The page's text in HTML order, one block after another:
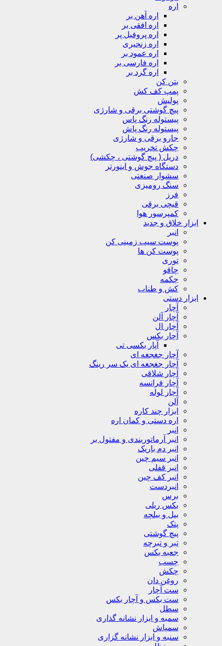
اره
اره آهن بر
اره افقی بر
اره پروفیل پر
اره زنجیری
اره عمود بر
اره فارسی بر
اره گرد بر
بتن کن
پمپ کف کش
پولیش
پیچ گوشتی برقی و شارژی
پیستوله رنگ پاس
پیستوله رنگ پاش
جارو برقی و شارژی
چکش تخریب
دریل ( پیچ گوشتی ، چکشی)
دستگاه جوش و اینورتر
سشوار صنعتی
سنگ رومیزی
فرز
قیچی برقی
کمپرسور هوا
ابزار خلاق و جدید
انبر
پوست سیب زمینی کن
پوست کن ها
توری
چاقو
چکمه
کش و طناب
ابزار دستی
آچار
آچار آلن
آچار ال
آچار بکس
آپار بکسی تی
آچار جغجغه ای
آچار جغجغه ای یک سر رینگ
آچار شلاقی
آچار فرانسه
آچار لوله
آلن
ابزار چند کاره
اره دستی و کمان اره
انبر
انبر آرماتوربندی و مفتول بر
انبر دم باریک
انبر سیم چین
انبر قفلی
انبر کف چین
انبردست
برس
بکس ریلی
بیل و بیلچه
پتک
پیچ گوشتی
تبر و تبرچه
جعبه بکس
چسب
چکش
روغن دان
ست آچار
ست بکس و آچار بکس
سطل
سمبه و ابزار نشانه گذاری
سمپاش
سنبه و ابزار نشانه گزاری